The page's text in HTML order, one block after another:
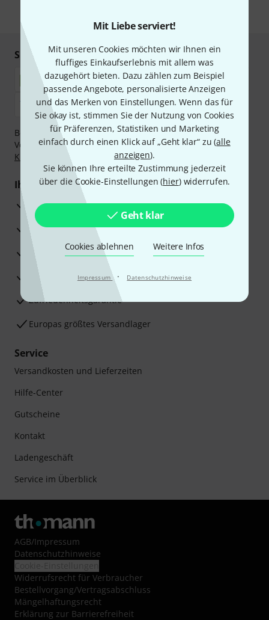
Mit Liebe serviert!
Mit unseren Cookies möchten wir Ihnen ein
fluffiges Einkaufserlebnis mit allem was
dazugehört bieten. Dazu zählen zum Beispiel
passende Angebote, personalisierte Anzeigen
und das Merken von Einstellungen. Wenn das für
Sie okay ist, stimmen Sie der Nutzung von Cookies
für Präferenzen, Statistiken und Marketing
einfach durch einen Klick auf „Geht klar“ zu (alle
anzeigen).
Sie können Ihre erteilte Zustimmung jederzeit
über die Cookie-Einstellungen (hier) widerrufen.
Geht klar
Cookies ablehnen Weitere Infos
Impressum · Datenschutzhinweise
Sicher einkaufen & bezahlen
Bezahlen Sie vertraulich und sicher per Nachnahme,
Vorkasse, PayPal, Amazon Pay,Klarna Sofort bezahlen
Klarna Ratenzahlung
oder Kreditkarte.
Ihre Vorteile
3 Jahre Thomann Garantie
30 Tage Money-Back-Garantie
Reparaturservice
Beratung durch Fachexperten
Zufriedenheitsgarantie
Europas größtes Versandlager
Service
Versandkosten und Lieferzeiten
Hilfe-Center
Gutscheine
Kontakt
Ladengeschäft
Service im Überblick
AGB/Impressum
Datenschutzhinweise
Widerrufsrecht für Verbraucher
Bestellvorgang/Vertragsabschluss
Mängelhaftungsrecht
Erklärung zur Barrierefreiheit